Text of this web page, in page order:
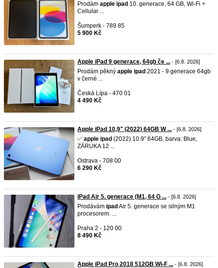
Prodám apple ipad 10. generace, 64 GB, Wi-Fi +
Cellular ...
Šumperk - 789 85
5 900 Kč
Apple iPad 9 generace, 64gb če ... - [6.8. 2026]
Prodám pěkný apple ipad 2021 - 9 generace 64gb
v černé ...
Česká Lípa - 470 01
4 490 Kč
Apple iPad 10,9" (2022) 64GB W ... - [6.8. 2026]
✅ apple ipad (2022) 10.9" 64GB, barva: Blue,
ZÁRUKA 12 ...
Ostrava - 708 00
6 290 Kč
iPad Air 5. generace (M1, 64 G ... - [6.8. 2026]
Prodávám ipad Air 5. generace se silným M1
procesorem. ...
Praha 2 - 120 00
8 490 Kč
Apple iPad Pro 2018 512GB Wi-F ... - [6.8. 2026]